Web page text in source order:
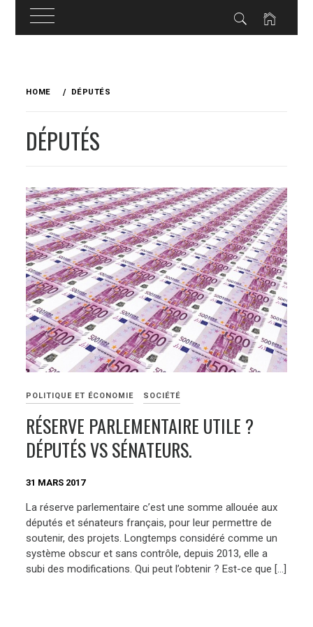
HOME DÉPUTÉS
DÉPUTÉS
POLITIQUE ET ÉCONOMIE SOCIÉTÉ
RÉSERVE PARLEMENTAIRE UTILE ?
DÉPUTÉS VS SÉNATEURS.
31 MARS 2017
La réserve parlementaire c’est une somme allouée aux
députés et sénateurs français, pour leur permettre de
soutenir, des projets. Longtemps considéré comme un
système obscur et sans contrôle, depuis 2013, elle a
subi des modifications. Qui peut l’obtenir ? Est-ce que […]